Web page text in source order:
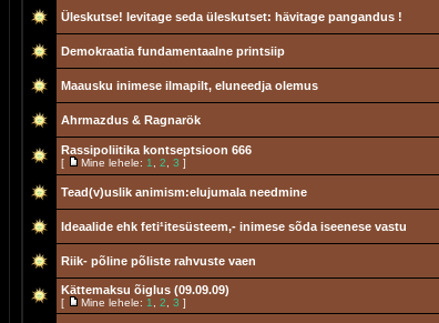
Üleskutse! levitage seda üleskutset: hävitage pangandus !
Demokraatia fundamentaalne printsiip
Maausku inimese ilmapilt, eluneedja olemus
Ahrmazdus & Ragnarök
Rassipoliitika kontseptsioon 666
[ Mine lehele: 1 2 3 ]
Tead(v)uslik animism:elujumala needmine
Ideaalide ehk feti¹itesüsteem,- inimese sõda iseenese vastu
Riik- põline põliste rahvuste vaen
Kättemaksu õiglus (09.09.09)
[ Mine lehele: 1 2 3 ]